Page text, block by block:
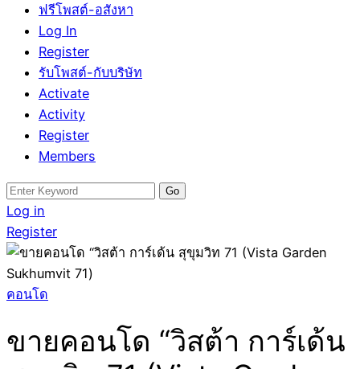
ฟรีโพสต์-อสังหา
Log In
Register
รับโพสต์-กับบริษัท
Activate
Activity
Register
Members
Search
for:
Log in
Register
คอนโด
ขายคอนโด “วิสต้า การ์เด้น